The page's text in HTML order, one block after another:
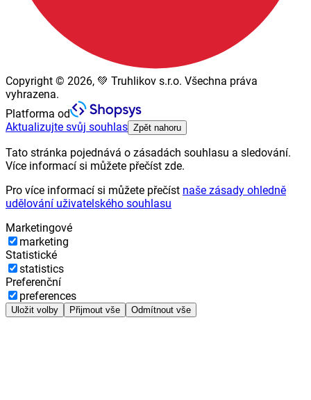
Copyright © 2026, 💚 Truhlikov s.r.o. Všechna práva
vyhrazena.
Platforma od
Aktualizujte svůj souhlas Zpět nahoru
Tato stránka pojednává o zásadách souhlasu a sledování.
Více informací si můžete přečíst zde.
Pro více informací si můžete přečíst naše zásady ohledně
udělování uživatelského souhlasu
Marketingové
marketing
Statistické
statistics
Preferenční
preferences
Uložit volby Přijmout vše Odmítnout vše